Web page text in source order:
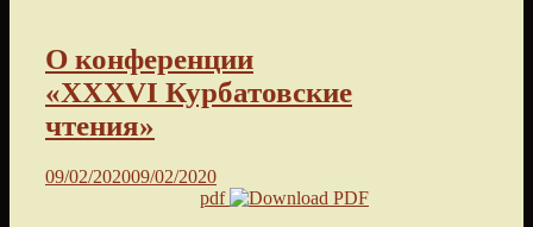
О конференции
«XXXVI Курбатовские
чтения»
09/02/202009/02/2020
pdf